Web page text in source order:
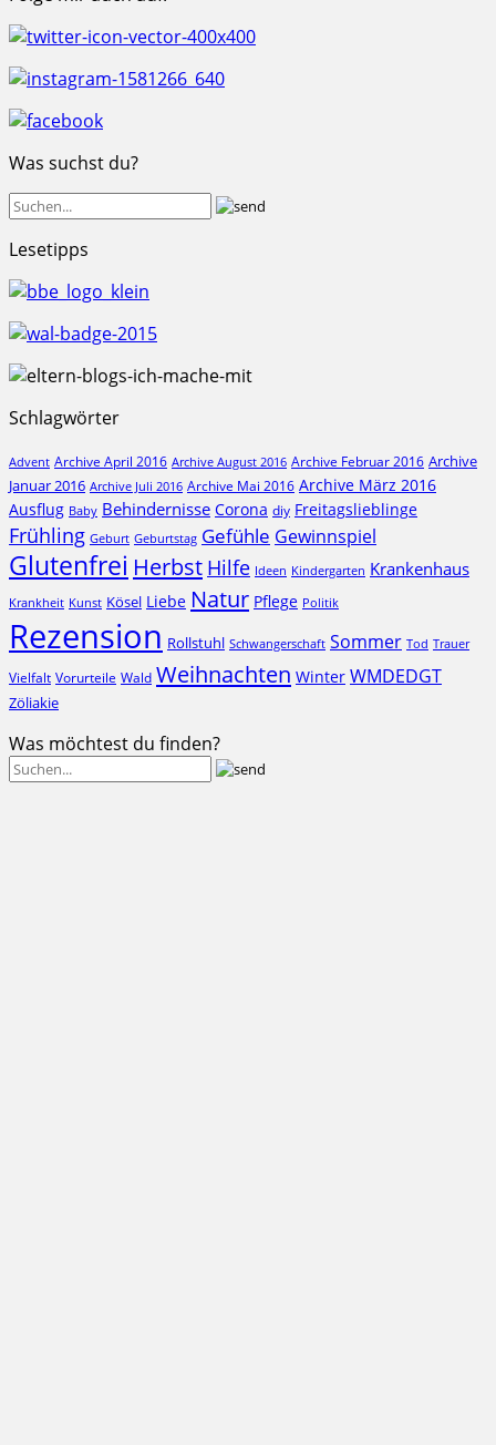
Was suchst du?
Lesetipps
Schlagwörter
Advent Archive April 2016 Archive August 2016 Archive Februar 2016 Archive
Januar 2016 Archive Juli 2016 Archive Mai 2016 Archive März 2016
Ausflug Baby Behindernisse Corona diy Freitagslieblinge
Frühling Geburt Geburtstag Gefühle Gewinnspiel
Glutenfrei Herbst Hilfe Ideen Kindergarten Krankenhaus
Krankheit Kunst Kösel Liebe Natur Pflege Politik
Rezension Rollstuhl Schwangerschaft Sommer Tod Trauer
Vielfalt Vorurteile Wald Weihnachten Winter WMDEDGT
Zöliakie
Was möchtest du finden?